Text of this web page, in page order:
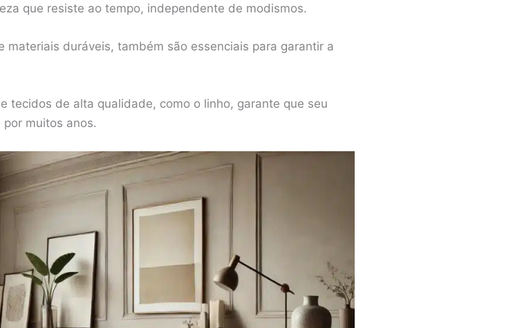
que resiste ao tempo, independente de modismos.
duráveis, também são essenciais para garantir a
tecidos de alta qualidade, como o linho, garante que seu
muitos anos.